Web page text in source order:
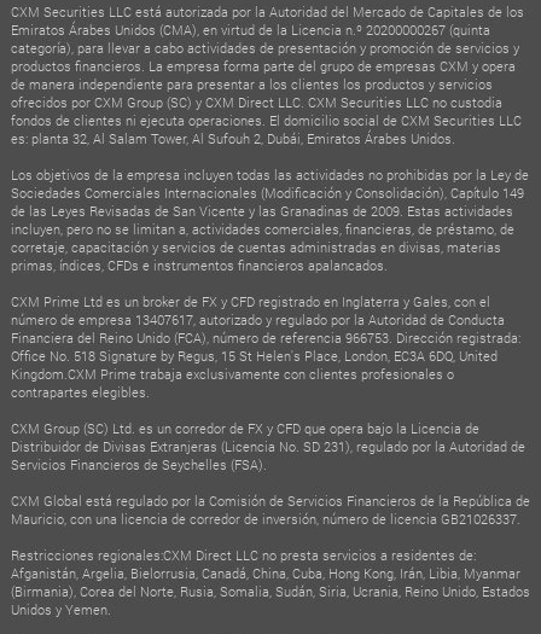
CXM Securities LLC está autorizada por la Autoridad del Mercado de Capitales de los
Emiratos Árabes Unidos (CMA), en virtud de la Licencia n.º 20200000267 (quinta
categoría), para llevar a cabo actividades de presentación y promoción de servicios y
productos financieros. La empresa forma parte del grupo de empresas CXM y opera
de manera independiente para presentar a los clientes los productos y servicios
ofrecidos por CXM Group (SC) y CXM Direct LLC. CXM Securities LLC no custodia
fondos de clientes ni ejecuta operaciones. El domicilio social de CXM Securities LLC
es: planta 32, Al Salam Tower, Al Sufouh 2, Dubái, Emiratos Árabes Unidos.
Los objetivos de la empresa incluyen todas las actividades no prohibidas por la Ley de
Sociedades Comerciales Internacionales (Modificación y Consolidación), Capítulo 149
de las Leyes Revisadas de San Vicente y las Granadinas de 2009. Estas actividades
incluyen, pero no se limitan a, actividades comerciales, financieras, de préstamo, de
corretaje, capacitación y servicios de cuentas administradas en divisas, materias
primas, índices, CFDs e instrumentos financieros apalancados.
CXM Prime Ltd es un broker de FX y CFD registrado en Inglaterra y Gales, con el
número de empresa 13407617, autorizado y regulado por la Autoridad de Conducta
Financiera del Reino Unido (FCA), número de referencia 966753. Dirección registrada:
Office No. 518 Signature by Regus, 15 St Helen's Place, London, EC3A 6DQ, United
Kingdom.CXM Prime trabaja exclusivamente con clientes profesionales o
contrapartes elegibles.
CXM Group (SC) Ltd. es un corredor de FX y CFD que opera bajo la Licencia de
Distribuidor de Divisas Extranjeras (Licencia No. SD 231), regulado por la Autoridad de
Servicios Financieros de Seychelles (FSA).
CXM Global está regulado por la Comisión de Servicios Financieros de la República de
Mauricio, con una licencia de corredor de inversión, número de licencia GB21026337.
Restricciones regionales:CXM Direct LLC no presta servicios a residentes de:
Afganistán, Argelia, Bielorrusia, Canadá, China, Cuba, Hong Kong, Irán, Libia, Myanmar
(Birmania), Corea del Norte, Rusia, Somalia, Sudán, Siria, Ucrania, Reino Unido, Estados
Unidos y Yemen.